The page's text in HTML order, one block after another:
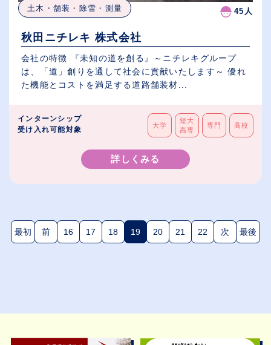
土木・舗装・除雪・測量 45人
秋田ニチレキ 株式会社
会社の特徴 『未知の道を創る』～ニチレキグループ
は、「道」創りを通して社会に貢献いたします～ 優れ
た機能とコストを満足する道路舗装材...
インターンシップ
受け入れ可能対象
大学
短大
高専
専門 高校
詳しくみる
最初 前 16 17 18 19(現在のページ)
20 21 22 次 最後